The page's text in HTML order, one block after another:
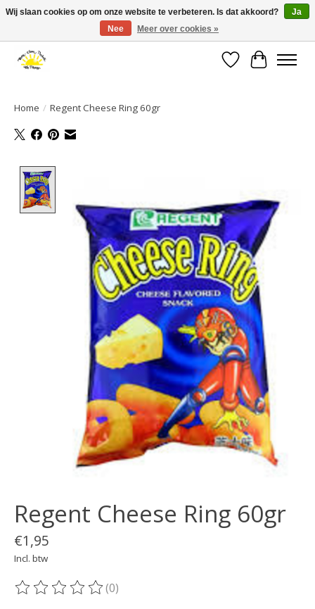
Large selection of products and fast shipping!
Verlanglijst
Home / Regent Cheese Ring 60gr
Regent Cheese Ring 60gr
€1,95
Incl. btw
De beoordeling van dit product is
(0)
Wij slaan cookies op om onze website te verbeteren. Is dat akkoord?
Ja
Nee
Meer over cookies »